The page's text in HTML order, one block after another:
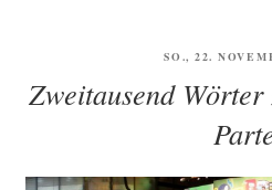
in
Euro­
SO., 22.
Zweitausend